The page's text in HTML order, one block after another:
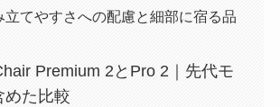
立てやすさへの配慮と細部に宿る品
Premium 2とPro 2｜先代モ
めた比較